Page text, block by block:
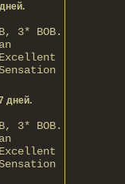
3* BOB.
дней.
3* BOB.